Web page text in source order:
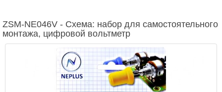
ZSM-NE046V - Схема: набор для самостоятельного
монтажа, цифровой вольтметр